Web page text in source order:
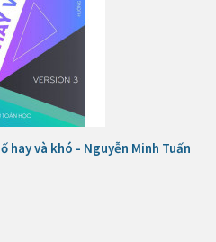
hay và khó - Nguyễn Minh Tuấn